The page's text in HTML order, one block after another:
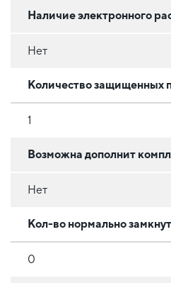
Наличие электронного
Нет
Количество защищенных
1
Возможна дополнит
Нет
Кол-во нормально
0